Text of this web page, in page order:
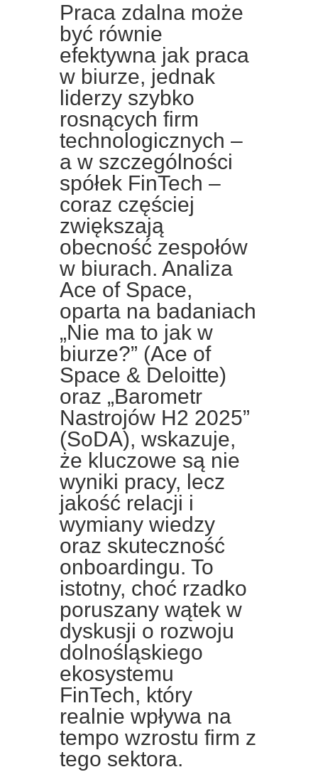
Praca zdalna może
być równie
efektywna jak praca
w biurze, jednak
liderzy szybko
rosnących firm
technologicznych –
a w szczególności
spółek FinTech –
coraz częściej
zwiększają
obecność zespołów
w biurach. Analiza
Ace of Space,
oparta na badaniach
„Nie ma to jak w
biurze?” (Ace of
Space & Deloitte)
oraz „Barometr
Nastrojów H2 2025”
(SoDA), wskazuje,
że kluczowe są nie
wyniki pracy, lecz
jakość relacji i
wymiany wiedzy
oraz skuteczność
onboardingu. To
istotny, choć rzadko
poruszany wątek w
dyskusji o rozwoju
dolnośląskiego
ekosystemu
FinTech, który
realnie wpływa na
tempo wzrostu firm z
tego sektora.